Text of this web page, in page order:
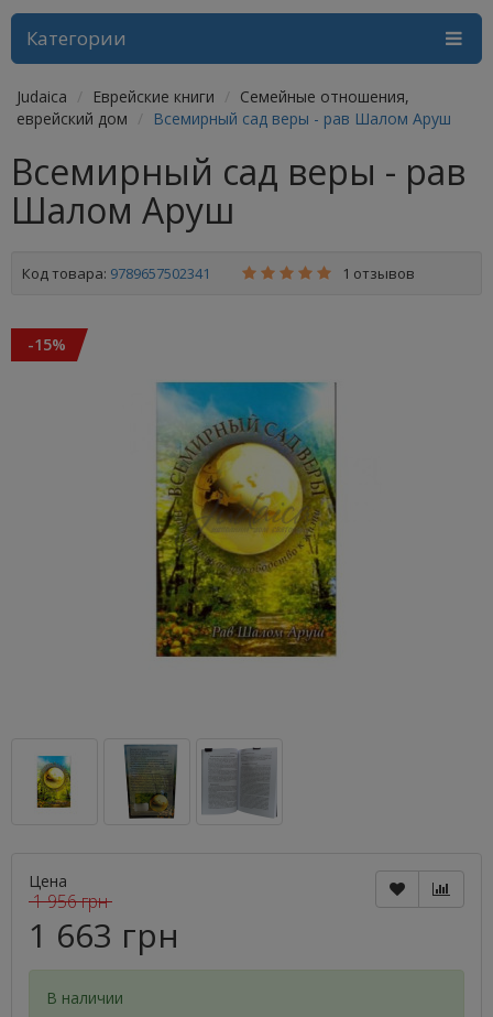
Категории
Judaica Еврейские книги
Семейные отношения,
еврейский дом
Всемирный сад веры - рав Шалом Аруш
Всемирный сад веры - рав
Шалом Аруш
Код товара: 9789657502341 1 отзывов
-15%
Цена
1 956 грн
1 663 грн
В наличии